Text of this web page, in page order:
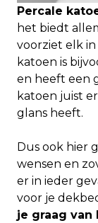
Percale
het biedt
voorziet elk in
katoen is
en heeft een
katoen juist
glans heeft.
Dus ook hier
wensen en
er in ieder
voor je
je graag van